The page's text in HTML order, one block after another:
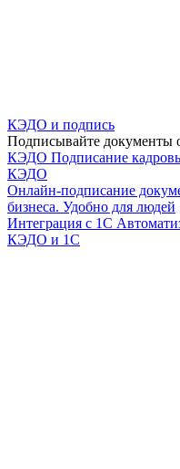
КЭДО и подпись
Подписывайте документы
КЭДО Подписание
КЭДО
Онлайн-подписание
бизнеса. Удобно для людей
Интеграция с 1С
КЭДО и 1С